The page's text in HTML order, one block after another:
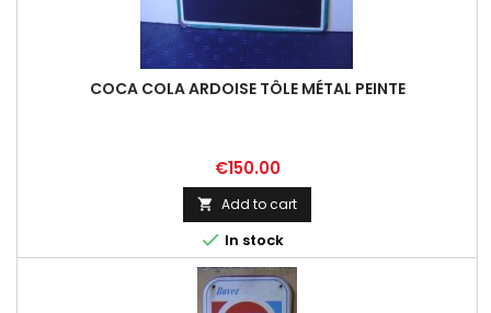
COCA COLA ARDOISE TÔLE MÉTAL PEINTE
Price
€150.00
 Add to cart
 In stock